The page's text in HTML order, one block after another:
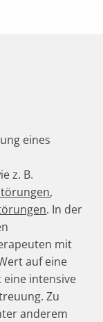
eines
z. B.
,
. In der
mit
auf eine
eine intensive
Zu
anderem